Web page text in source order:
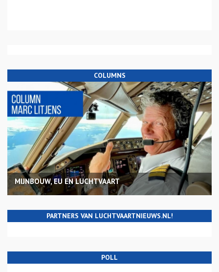
COLUMNS
MIJNBOUW, EU EN LUCHTVAART
PARTNERS VAN LUCHTVAARTNIEUWS.NL!
POLL